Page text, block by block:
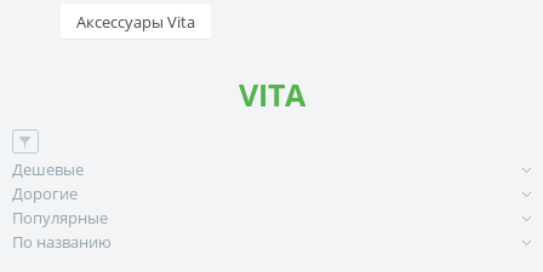
Аксессуары Vita
VITA
Дешевые
Дорогие
Популярные
По названию